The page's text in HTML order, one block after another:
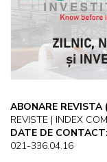
ABONARE REVISTA
REVISTE | INDEX
DATE DE CONTACT:
021-336.04.16